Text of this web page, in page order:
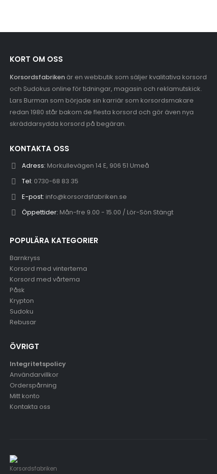
KORT OM OSS
Korsordsfabriken är en webbutik som säljer kvalitativa korsord
och Sudokus online för tidningar, magasin och reklamutskick.
Lars Burman som började sin karriär som korsordsmakare
redan 1980 står bakom de flesta korsord och gör även nya
skräddarsydda korsord på begäran.
KONTAKTA OSS
Adress: Morkullevägen 14 E, 906 51 Umeå
Tel: 0730-68 83 35
E-post: info@korsordsfabriken.se
Öppettider: Mån-fre 9.00 - 15.00 / Lör-Sön Stängt
POPULÄRA KATEGORIER
Barnkryss
Korsord med vintertema
Korsord med vårtema
Påsk
Krypton
Sudoku
Rebusar
ÖVRIGT
Integritetspolicy
Användarvillkor
Orderspårning
Mitt konto
Kontakta oss